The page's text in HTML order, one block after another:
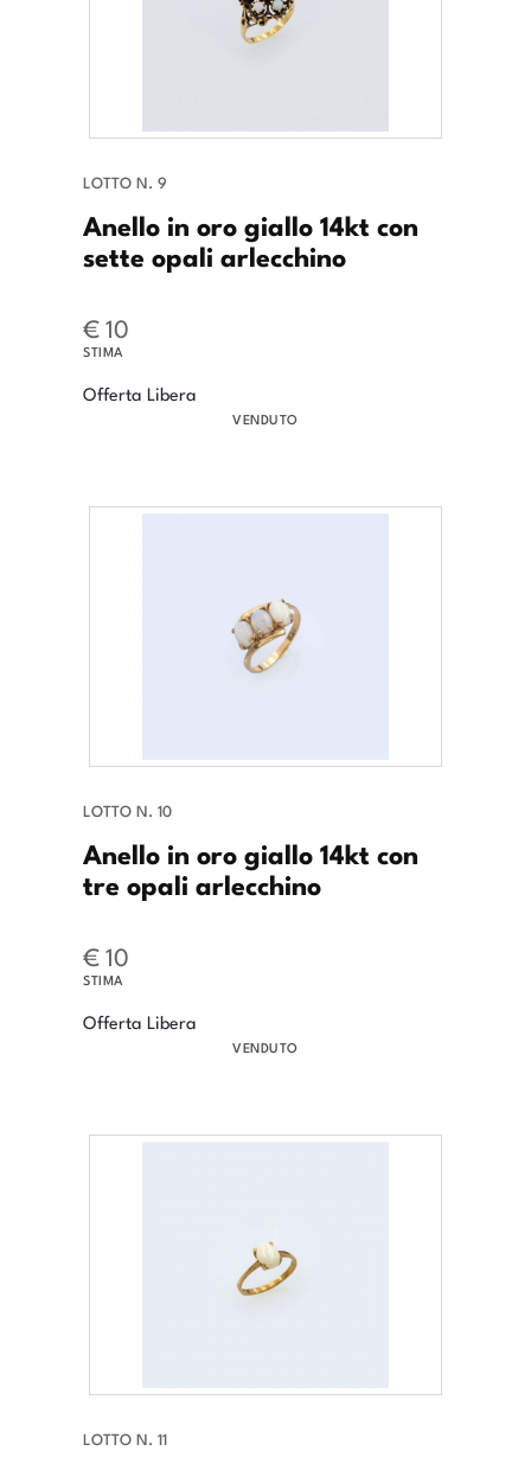
LOTTO N. 9
Anello in oro giallo 14kt con
sette opali arlecchino
€ 10
STIMA
Offerta Libera
VENDUTO
LOTTO N. 10
Anello in oro giallo 14kt con
tre opali arlecchino
€ 10
STIMA
Offerta Libera
VENDUTO
LOTTO N. 11